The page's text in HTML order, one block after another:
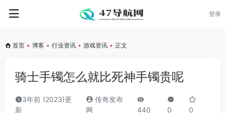
登录
首页 • 博客 • 行业资讯 • 游戏资讯 • 正文
骑士手镯怎么就比死神手镯贵呢
3年前 (2023)更
新
传奇发布
网
440 0 0